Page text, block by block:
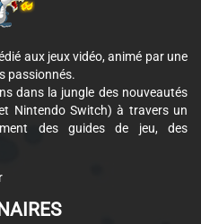
aux jeux vidéo, animé par une
passionnés.
dans la jungle des nouveautés
Nintendo Switch) à travers un
des guides de jeu, des